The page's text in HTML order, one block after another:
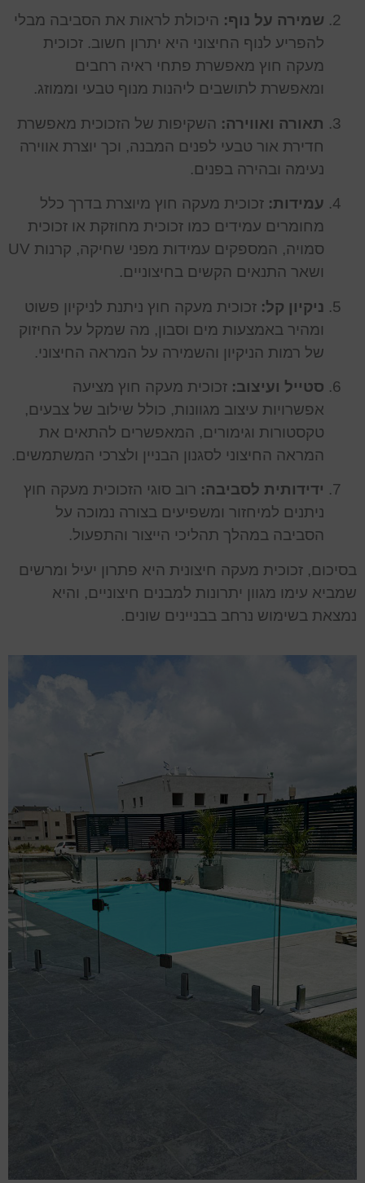
שמירה על נוף: היכולת לראות את הסביבה מבלי
להפריע לנוף החיצוני היא יתרון חשוב. זכוכית
מעקה חוץ מאפשרת פתחי ראיה רחבים
ומאפשרת לתושבים ליהנות מנוף טבעי וממוזג.
תאורה ואווירה: השקיפות של הזכוכית מאפשרת
חדירת אור טבעי לפנים המבנה, וכך יוצרת אווירה
נעימה ובהירה בפנים.
עמידות: זכוכית מעקה חוץ מיוצרת בדרך כלל
מחומרים עמידים כמו זכוכית מחוזקת או זכוכית
סמויה, המספקים עמידות מפני שחיקה, קרנות UV
ושאר התנאים הקשים בחיצוניים.
ניקיון קל: זכוכית מעקה חוץ ניתנת לניקיון פשוט
ומהיר באמצעות מים וסבון, מה שמקל על החיזוק
של רמות הניקיון והשמירה על המראה החיצוני.
סטייל ועיצוב: זכוכית מעקה חוץ מציעה
אפשרויות עיצוב מגוונות, כולל שילוב של צבעים,
טקסטורות וגימורים, המאפשרים להתאים את
המראה החיצוני לסגנון הבניין ולצרכי המשתמשים.
ידידותית לסביבה: רוב סוגי הזכוכית מעקה חוץ
ניתנים למיחזור ומשפיעים בצורה נמוכה על
הסביבה במהלך תהליכי הייצור והתפעול.
בסיכום, זכוכית מעקה חיצונית היא פתרון יעיל ומרשים
שמביא עימו מגוון יתרונות למבנים חיצוניים, והיא
נמצאת בשימוש נרחב בבניינים שונים.